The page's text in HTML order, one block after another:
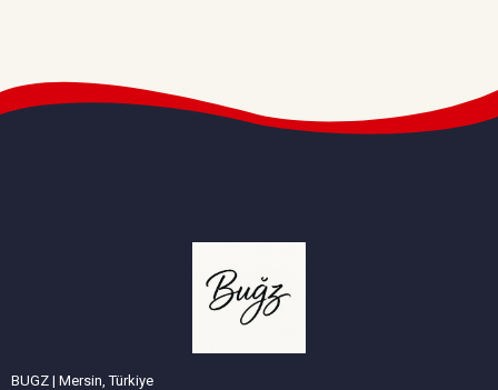
BUGZ | Mersin, Türkiye